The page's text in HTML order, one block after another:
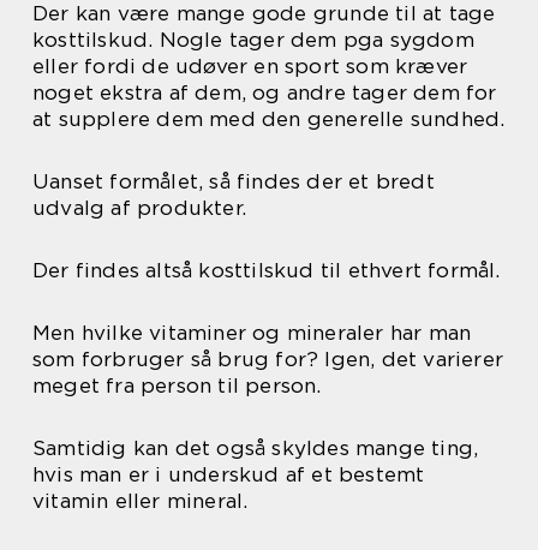
Der kan være mange gode grunde til at tage
kosttilskud. Nogle tager dem pga sygdom
eller fordi de udøver en sport som kræver
noget ekstra af dem, og andre tager dem for
at supplere dem med den generelle sundhed.
Uanset formålet, så findes der et bredt
udvalg af produkter.
Der findes altså kosttilskud til ethvert formål.
Men hvilke vitaminer og mineraler har man
som forbruger så brug for? Igen, det varierer
meget fra person til person.
Samtidig kan det også skyldes mange ting,
hvis man er i underskud af et bestemt
vitamin eller mineral.